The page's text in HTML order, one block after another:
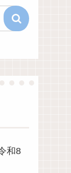
和8